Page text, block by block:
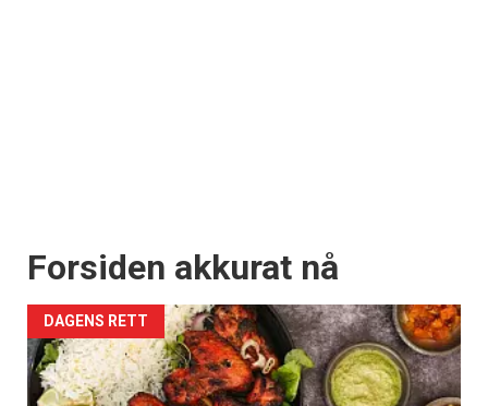
Forsiden akkurat nå
DAGENS RETT